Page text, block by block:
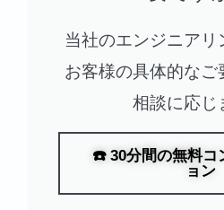
当社のエンジニアリ
お客様の具体的なご
相談に応じ
☎️ 30分間の無料コ
ョン